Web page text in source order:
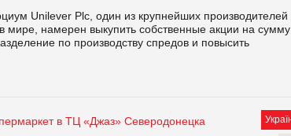
Unilever Plc, один из крупнейших производителей
мире, намерен выкупить собственные акции на
по производству спредов и повысить
в ТЦ «Джаз» Северодонецка